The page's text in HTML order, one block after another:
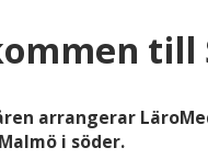
till
arrangerar
i söder.